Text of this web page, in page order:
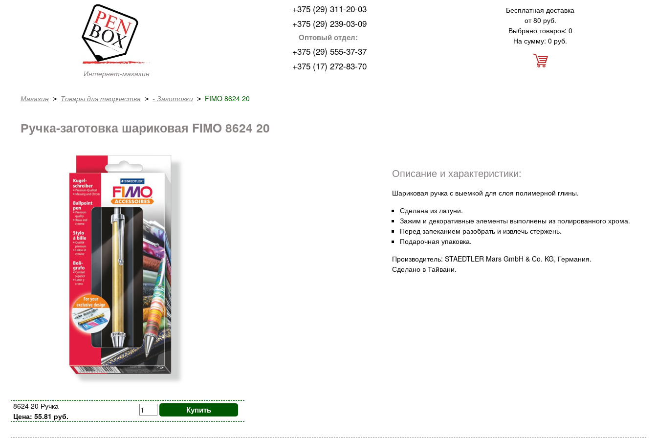
Интернет-магазин
+375 (29) 311-20-03
+375 (29) 239-03-09
Оптовый отдел:
+375 (29) 555-37-37
+375 (17) 272-83-70
Бесплатная доставка
от 80 руб.
Выбрано товаров: 0
На сумму: 0 руб.
Магазин > Товары для творчества > - Заготовки > FIMO 8624 20
Ручка-заготовка шариковая FIMO 8624 20
8624 20 Ручка
Цена: 55.81 руб.
Купить
Описание и характеристики:
Шариковая ручка с выемкой для слоя полимерной глины.
Сделана из латуни.
Зажим и декоративные элементы выполнены из полированного хрома.
Перед запеканием разобрать и извлечь стержень.
Подарочная упаковка.
Производитель: STAEDTLER Mars GmbH & Co. KG, Германия.
Сделано в Тайвани.